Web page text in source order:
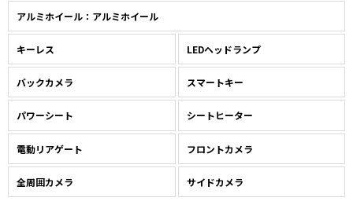
アルミホイール：アルミホイール
キーレス LEDヘッドランプ
バックカメラ スマートキー
パワーシート シートヒーター
電動リアゲート フロントカメラ
全周囲カメラ サイドカメラ